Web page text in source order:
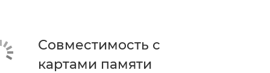
Совместимость с
картами памяти